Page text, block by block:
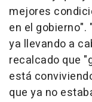
mejores
en el
ya llevando a
recalcado que
está
que ya no